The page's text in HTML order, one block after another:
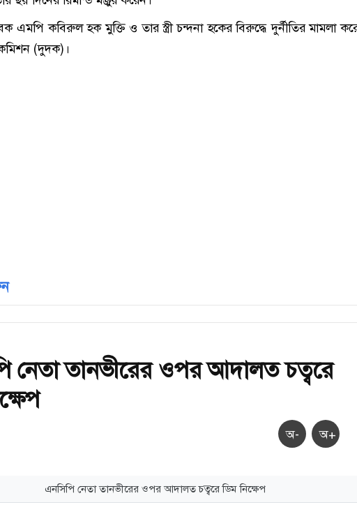
এমপি কবিরুল হক মুক্তি ও তার স্ত্রী চন্দনা হকের বিরুদ্ধে দুর্নীতির মামলা
(দুদক)।
নেতা তানভীরের ওপর আদালত চত্বরে
অ- অ+